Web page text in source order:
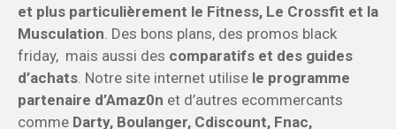
et plus particulièrement le Fitness, Le Crossfit et la
Musculation. Des bons plans, des promos black
friday, mais aussi des comparatifs et des guides
d’achats. Notre site internet utilise le programme
partenaire d’Amaz0n et d’autres ecommercants
comme Darty, Boulanger, Cdiscount, Fnac,